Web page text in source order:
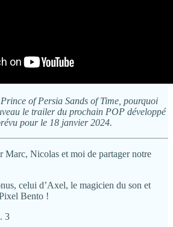
of Persia Sands of Time, pourquoi
le trailer du prochain POP développé
pour le 18 janvier 2024.
Marc, Nicolas et moi de partager notre
celui d’Axel, le magicien du son et
Bento !
3